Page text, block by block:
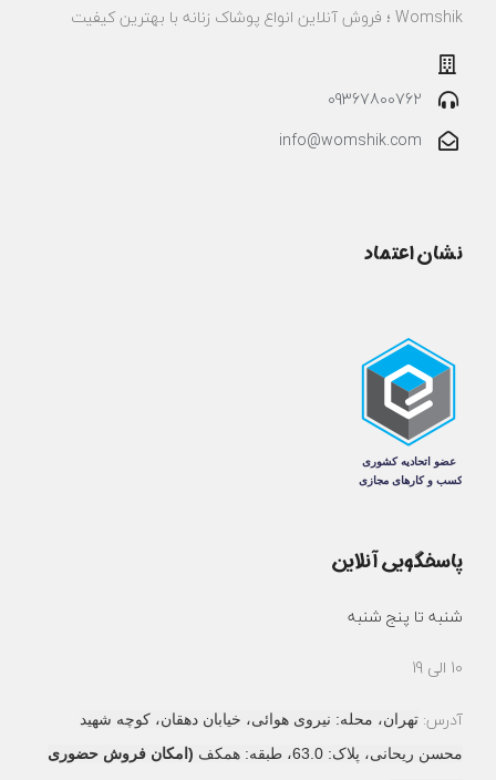
Womshik ؛ فروش آنلاین انواع پوشاک زنانه با بهترین کیفیت
09367800762
info@womshik.com
نشان اعتماد
پاسخگویی آنلاین
شنبه تا پنج شنبه
10 الی 19
آدرس: تهران، محله: نیروی هوائی، خیابان دهقان، کوچه شهید
محسن ریحانی، پلاک: 63.0، طبقه: همکف
(امکان فروش حضوری